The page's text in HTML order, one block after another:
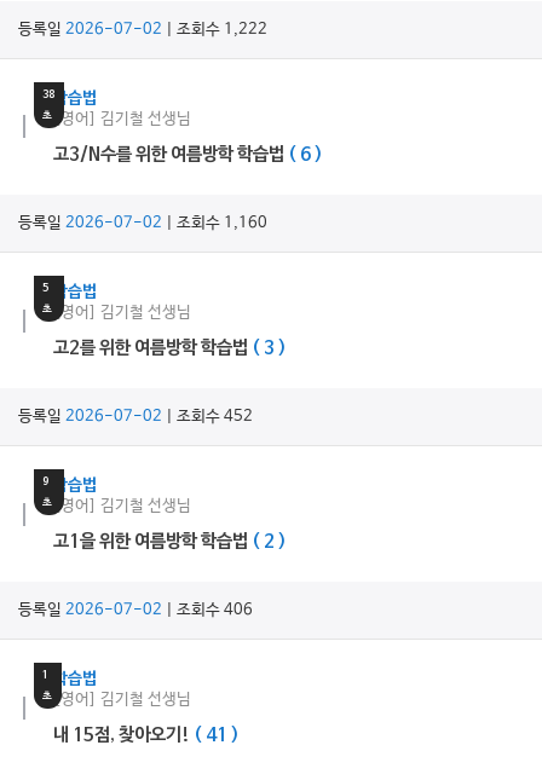
등록일 2026-07-02 | 조회수 1,222
38
초
학습법
[영어] 김기철 선생님
고3/N수를 위한 여름방학 학습법 ( 6 )
등록일 2026-07-02 | 조회수 1,160
5
초
학습법
[영어] 김기철 선생님
고2를 위한 여름방학 학습법 ( 3 )
등록일 2026-07-02 | 조회수 452
9
초
학습법
[영어] 김기철 선생님
고1을 위한 여름방학 학습법 ( 2 )
등록일 2026-07-02 | 조회수 406
1
초
학습법
[영어] 김기철 선생님
내 15점, 찾아오기! ( 41 )